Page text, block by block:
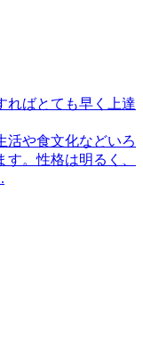
ればとても早く上達
活や食文化などいろ
。性格は明るく、